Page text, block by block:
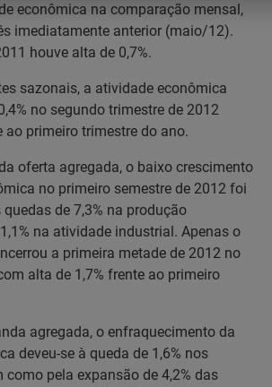
econômica na comparação mensal,
imediatamente anterior (maio/12).
houve alta de 0,7%.
sazonais, a atividade econômica
no segundo trimestre de 2012
primeiro trimestre do ano.
oferta agregada, o baixo crescimento
no primeiro semestre de 2012 foi
de 7,3% na produção
na atividade industrial. Apenas o
a primeira metade de 2012 no
alta de 1,7% frente ao primeiro
agregada, o enfraquecimento da
deveu-se à queda de 1,6% nos
como pela expansão de 4,2% das